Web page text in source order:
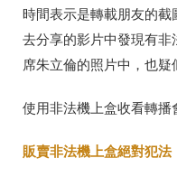
時間表示是轉載朋友的
去分享的影片中發現有非
席朱立倫的照片中，也疑
使用非法機上盒收看轉播
販賣非法機上盒絕對犯法